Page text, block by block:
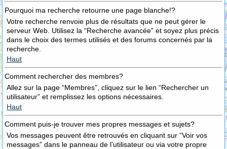
Pourquoi ma recherche retourne une page blanche!?
Votre recherche renvoie plus de résultats que ne peut gérer le
serveur Web. Utilisez la “Recherche avancée” et soyez plus précis
dans le choix des termes utilisés et des forums concernés par la
recherche.
Haut
Comment rechercher des membres?
Allez sur la page “Membres”, cliquez sur le lien “Rechercher un
utilisateur” et remplissez les options nécessaires.
Haut
Comment puis-je trouver mes propres messages et sujets?
Vos messages peuvent être retrouvés en cliquant sur “Voir vos
messages” dans le panneau de l’utilisateur ou via votre propre